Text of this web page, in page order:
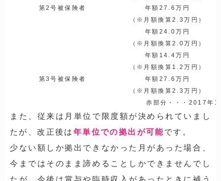
第2号被保険者
年額27.6万円
（※月額換算2.3万円）
年額24.0万円
（※月額換算2.0万円）
年額14.4万円
（※月額換算1.2万円）
第3号被保険者
年額27.6万円
（※月額換算2.3万円）
赤部分・・・2017年1
また、従来は月単位で限度額が決められていまし
たが、改正後は 年単位での拠出が可能です。
少ない額しか拠出できなかった月があった場合、
今まではそのまま諦めることしかできませんでし
たが、今後は賞与や臨時収入があったときに補う